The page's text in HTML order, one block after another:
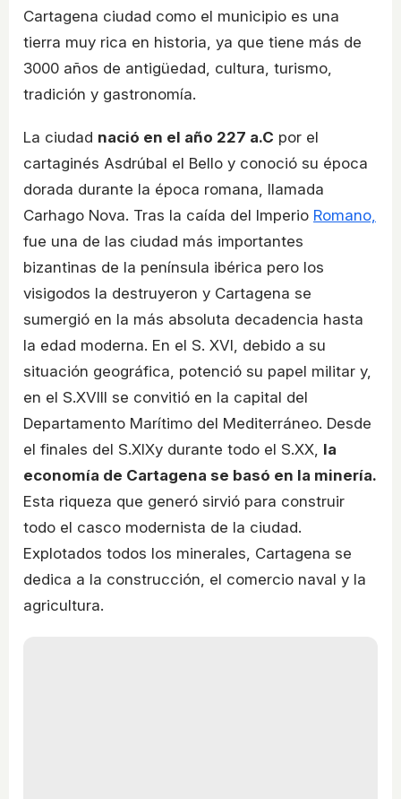
Cartagena ciudad como el municipio es una
tierra muy rica en historia, ya que tiene más de
3000 años de antigüedad, cultura, turismo,
tradición y gastronomía.
La ciudad nació en el año 227 a.C por el
cartaginés Asdrúbal el Bello y conoció su época
dorada durante la época romana, llamada
Carhago Nova. Tras la caída del Imperio Romano,
fue una de las ciudad más importantes
bizantinas de la península ibérica pero los
visigodos la destruyeron y Cartagena se
sumergió en la más absoluta decadencia hasta
la edad moderna. En el S. XVI, debido a su
situación geográfica, potenció su papel militar y,
en el S.XVIII se convitió en la capital del
Departamento Marítimo del Mediterráneo. Desde
el finales del S.XIXy durante todo el S.XX, la
economía de Cartagena se basó en la minería.
Esta riqueza que generó sirvió para construir
todo el casco modernista de la ciudad.
Explotados todos los minerales, Cartagena se
dedica a la construcción, el comercio naval y la
agricultura.